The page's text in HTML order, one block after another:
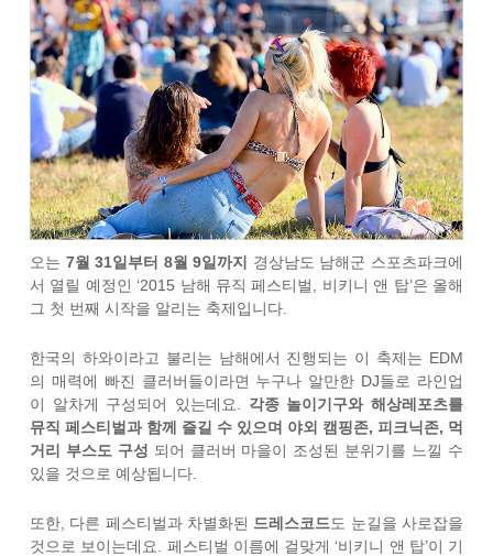
오는 7월 31일부터 8월 9일까지
경상남도 남해군 스포츠파크에
서 열릴 예정인 ‘2015 남해 뮤직 페스티벌, 비키니 앤 탑’은 올해
그 첫 번째 시작을 알리는 축제입니다.
한국의 하와이라고 불리는 남해에서 진행되는 이 축제는 EDM
의 매력에 빠진 클러버들이라면 누구나 알만한 DJ들로 라인업
이 알차게 구성되어 있는데요. 각종 놀이기구와 해상레포츠를
뮤직 페스티벌과 함께 즐길 수 있으며 야외 캠핑존, 피크닉존, 먹
거리 부스도 구성 되어 클러버 마을이 조성된 분위기를 느낄 수
있을 것으로 예상됩니다.
또한, 다른 페스티벌과 차별화된 드레스코드도 눈길을 사로잡을
것으로 보이는데요. 페스티벌 이름에 걸맞게 ‘비키니 앤 탑’이 기